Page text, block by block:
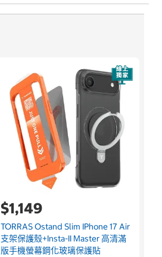
$1,149
TORRAS Ostand Slim IPhone 17 Air
支架保護殼+Insta-II Master 高清滿
版手機螢幕鋼化玻璃保護貼